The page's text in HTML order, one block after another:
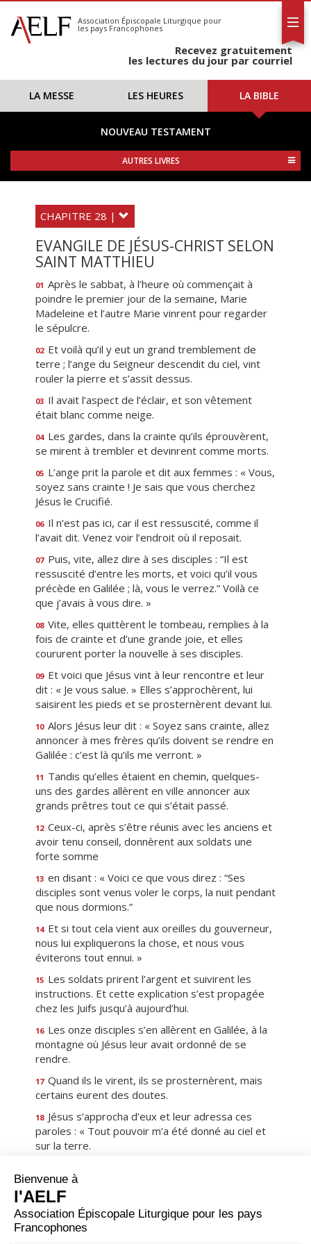
S'abonner
Calendrier
Association Épiscopale Liturgique pour
les pays Francophones
Recevez gratuitement
les lectures du jour par courriel
LA MESSE LES HEURES LA BIBLE
NOUVEAU TESTAMENT
AUTRES LIVRES
CHAPITRE 28 |
EVANGILE DE JÉSUS-CHRIST SELON
SAINT MATTHIEU
01 Après le sabbat, à l’heure où commençait à
poindre le premier jour de la semaine, Marie
Madeleine et l’autre Marie vinrent pour regarder
le sépulcre.
02 Et voilà qu’il y eut un grand tremblement de
terre ; l’ange du Seigneur descendit du ciel, vint
rouler la pierre et s’assit dessus.
03 Il avait l’aspect de l’éclair, et son vêtement
était blanc comme neige.
04 Les gardes, dans la crainte qu’ils éprouvèrent,
se mirent à trembler et devinrent comme morts.
05 L’ange prit la parole et dit aux femmes : « Vous,
soyez sans crainte ! Je sais que vous cherchez
Jésus le Crucifié.
06 Il n’est pas ici, car il est ressuscité, comme il
l’avait dit. Venez voir l’endroit où il reposait.
07 Puis, vite, allez dire à ses disciples : “Il est
ressuscité d’entre les morts, et voici qu’il vous
précède en Galilée ; là, vous le verrez.” Voilà ce
que j’avais à vous dire. »
08 Vite, elles quittèrent le tombeau, remplies à la
fois de crainte et d’une grande joie, et elles
coururent porter la nouvelle à ses disciples.
09 Et voici que Jésus vint à leur rencontre et leur
dit : « Je vous salue. » Elles s’approchèrent, lui
saisirent les pieds et se prosternèrent devant lui.
10 Alors Jésus leur dit : « Soyez sans crainte, allez
annoncer à mes frères qu’ils doivent se rendre en
Galilée : c’est là qu’ils me verront. »
11 Tandis qu’elles étaient en chemin, quelques-
uns des gardes allèrent en ville annoncer aux
grands prêtres tout ce qui s’était passé.
12 Ceux-ci, après s’être réunis avec les anciens et
avoir tenu conseil, donnèrent aux soldats une
forte somme
13 en disant : « Voici ce que vous direz : “Ses
disciples sont venus voler le corps, la nuit pendant
que nous dormions.”
14 Et si tout cela vient aux oreilles du gouverneur,
nous lui expliquerons la chose, et nous vous
éviterons tout ennui. »
15 Les soldats prirent l’argent et suivirent les
instructions. Et cette explication s’est propagée
chez les Juifs jusqu’à aujourd’hui.
16 Les onze disciples s’en allèrent en Galilée, à la
montagne où Jésus leur avait ordonné de se
rendre.
17 Quand ils le virent, ils se prosternèrent, mais
certains eurent des doutes.
18 Jésus s’approcha d’eux et leur adressa ces
paroles : « Tout pouvoir m’a été donné au ciel et
sur la terre.
disciples : baptisez-les au nom du Père, et du Fils,
et du Saint-Esprit,
20apprenez-leur à observer tout ce que je vous
ai commandé. Et moi, je suis avec vous tous les